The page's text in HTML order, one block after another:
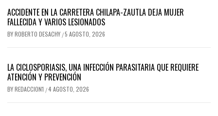
ACCIDENTE EN LA CARRETERA CHILAPA-ZAUTLA DEJA MUJER
FALLECIDA Y VARIOS LESIONADOS
BYROBERTO DESACHY /5 AGOSTO, 2026
LA CICLOSPORIASIS, UNA INFECCIÓN PARASITARIA QUE REQUIERE
ATENCIÓN Y PREVENCIÓN
BYREDACCION1 /4 AGOSTO, 2026